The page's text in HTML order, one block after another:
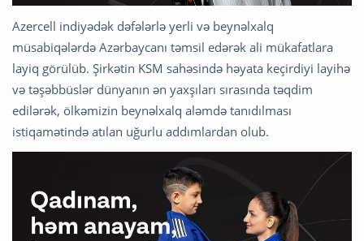
Azercell indiyədək dəfələrlə yerli və beynəlxalq
müsabiqələrdə Azərbaycanı təmsil edərək ali mükafatlara
layiq görülüb. Şirkətin KSM sahəsində həyata keçirdiyi layihə
və təşəbbüslər dünyanın ən yaxşıları sırasında təqdim
edilərək, ölkəmizin beynəlxalq aləmdə tanıdılması
istiqamətində atılan uğurlu addımlardan olub.